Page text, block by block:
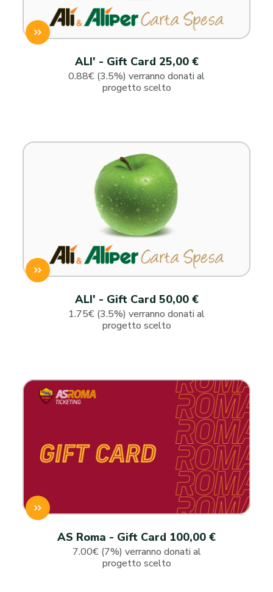
ALI' - Gift Card 25,00 €
0.88€ (3.5%) verranno donati al
progetto scelto
ALI' - Gift Card 50,00 €
1.75€ (3.5%) verranno donati al
progetto scelto
AS Roma - Gift Card 100,00 €
7.00€ (7%) verranno donati al
progetto scelto